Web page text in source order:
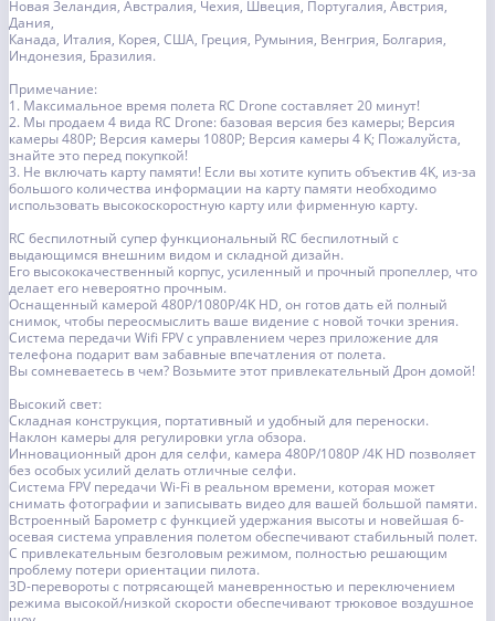
Новая Зеландия, Австралия, Чехия, Швеция, Португалия, Австрия,
Дания,
Канада, Италия, Корея, США, Греция, Румыния, Венгрия, Болгария,
Индонезия, Бразилия.
Примечание:
1. Максимальное время полета RC Drone составляет 20 минут!
2. Мы продаем 4 вида RC Drone: базовая версия без камеры; Версия
камеры 480P; Версия камеры 1080P; Версия камеры 4 K; Пожалуйста,
знайте это перед покупкой!
3. Не включать карту памяти! Если вы хотите купить объектив 4K, из-за
большого количества информации на карту памяти необходимо
использовать высокоскоростную карту или фирменную карту.
RC беспилотный супер функциональный RC беспилотный с
выдающимся внешним видом и складной дизайн.
Его высококачественный корпус, усиленный и прочный пропеллер, что
делает его невероятно прочным.
Оснащенный камерой 480P/1080P/4K HD, он готов дать ей полный
снимок, чтобы переосмыслить ваше видение с новой точки зрения.
Система передачи Wifi FPV с управлением через приложение для
телефона подарит вам забавные впечатления от полета.
Вы сомневаетесь в чем? Возьмите этот привлекательный Дрон домой!
Высокий свет:
Складная конструкция, портативный и удобный для переноски.
Наклон камеры для регулировки угла обзора.
Инновационный дрон для селфи, камера 480P/1080P /4K HD позволяет
без особых усилий делать отличные селфи.
Система FPV передачи Wi-Fi в реальном времени, которая может
снимать фотографии и записывать видео для вашей большой памяти.
Встроенный Барометр с функцией удержания высоты и новейшая 6-
осевая система управления полетом обеспечивают стабильный полет.
С привлекательным безголовым режимом, полностью решающим
проблему потери ориентации пилота.
3D-перевороты с потрясающей маневренностью и переключением
режима высокой/низкой скорости обеспечивают трюковое воздушное